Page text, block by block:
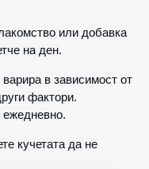
или добавка
на ден.
варира в зависимост от
фактори.
ежедневно.
кучетата да не